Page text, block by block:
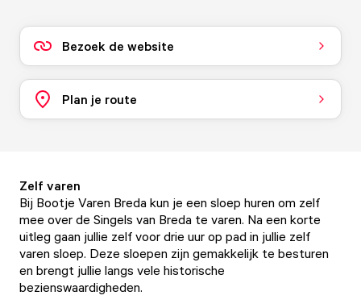
Bezoek de website
Plan je route
Zelf varen
Bij Bootje Varen Breda kun je een sloep huren om zelf
mee over de Singels van Breda te varen. Na een korte
uitleg gaan jullie zelf voor drie uur op pad in jullie zelf
varen sloep. Deze sloepen zijn gemakkelijk te besturen
en brengt jullie langs vele historische
bezienswaardigheden.